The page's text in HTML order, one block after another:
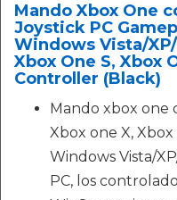
Mando Xbox One
Joystick PC
Windows Vista/
Xbox One S, Xbox
Controller (Black)
Mando xbox one
Xbox one X,
Windows Vista/
PC, los